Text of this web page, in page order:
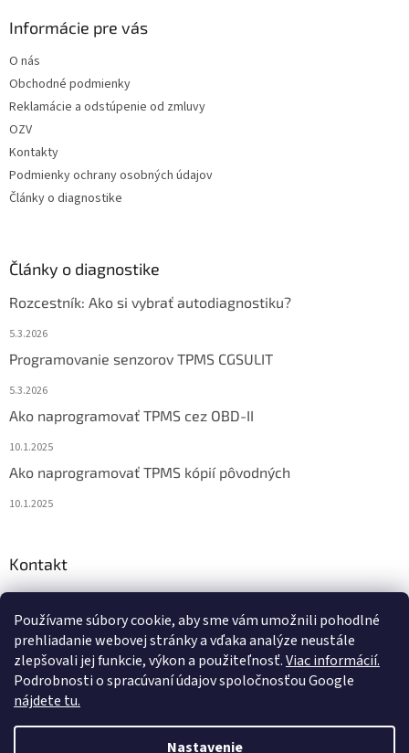
Používame súbory cookie, aby sme vám umožnili pohodlné
prehliadanie webovej stránky a vďaka analýze neustále
zlepšovali jej funkcie, výkon a použiteľnosť.Viac informácií.
Podrobnosti o spracúvaní údajov spoločnosťou Google
nájdete tu.
Nastavenie
Informácie pre vás
O nás
Obchodné podmienky
Reklamácie a odstúpenie od zmluvy
OZV
Kontakty
Podmienky ochrany osobných údajov
Články o diagnostike
Články o diagnostike
Rozcestník: Ako si vybrať autodiagnostiku?
5.3.2026
Programovanie senzorov TPMS CGSULIT
5.3.2026
Ako naprogramovať TPMS cez OBD-II
10.1.2025
Ako naprogramovať TPMS kópií pôvodných
10.1.2025
Kontakt
+421 915 478 199